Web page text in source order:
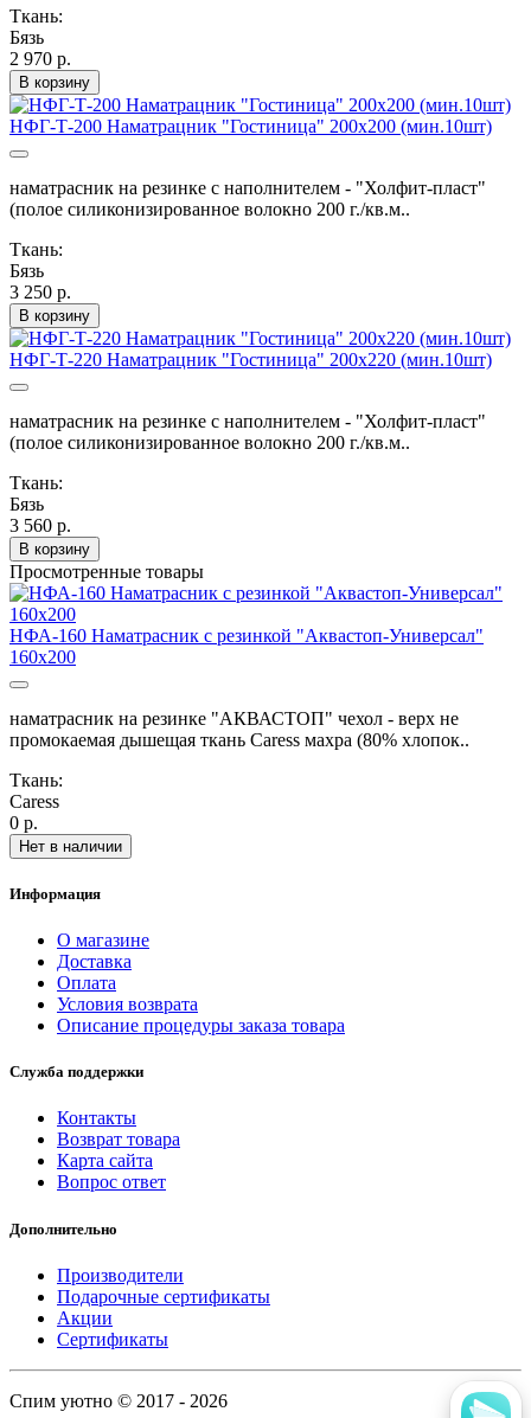
Ткань:
Бязь
2 970 р.
В корзину
НФГ-Т-200 Наматрацник "Гостиница" 200х200 (мин.10шт)
наматрасник на резинке с наполнителем - "Холфит-пласт"
(полое силиконизированное волокно 200 г./кв.м..
Ткань:
Бязь
3 250 р.
В корзину
НФГ-Т-220 Наматрацник "Гостиница" 200х220 (мин.10шт)
наматрасник на резинке с наполнителем - "Холфит-пласт"
(полое силиконизированное волокно 200 г./кв.м..
Ткань:
Бязь
3 560 р.
В корзину
Просмотренные товары
НФА-160 Наматрасник с резинкой "Аквастоп-Универсал"
160х200
наматрасник на резинке "АКВАСТОП" чехол - верх не
промокаемая дышещая ткань Caress махра (80% хлопок..
Ткань:
Caress
0 р.
Нет в наличии
Информация
О магазине
Доставка
Оплата
Условия возврата
Описание процедуры заказа товара
Служба поддержки
Контакты
Возврат товара
Карта сайта
Вопрос ответ
Дополнительно
Производители
Подарочные сертификаты
Акции
Сертификаты
Спим уютно © 2017 - 2026